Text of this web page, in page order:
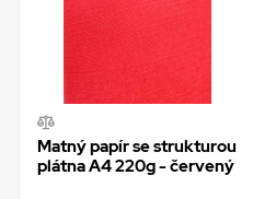
Matný papír se strukturou
plátna A4 220g - červený